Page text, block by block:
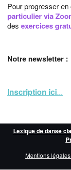
Pour progresser
particulier via
des exercices
Notre newsletter :
Inscription ici...
Lexique de danse
Mentions